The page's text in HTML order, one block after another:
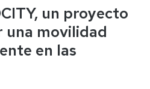
un proyecto
una movilidad
en las